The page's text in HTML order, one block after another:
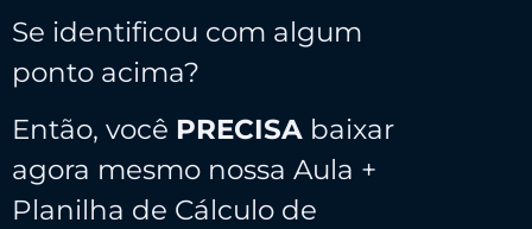
Se identificou com algum
ponto acima?
Então, você PRECISA baixar
agora mesmo nossa Aula +
Planilha de Cálculo de